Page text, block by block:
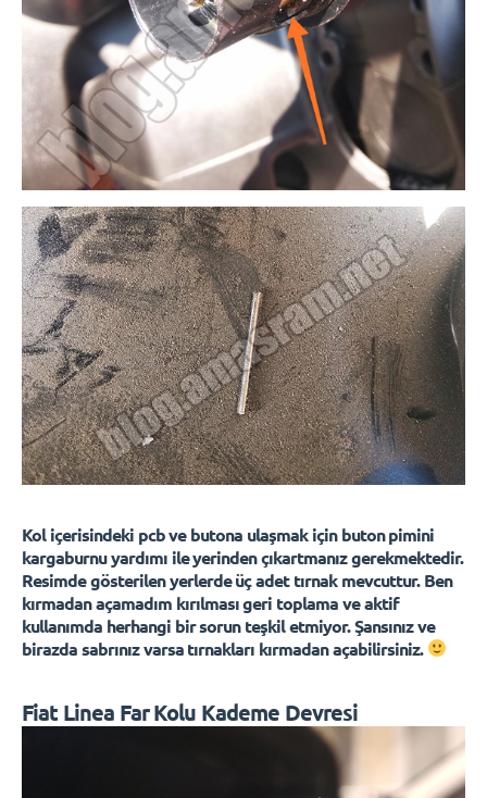
Kol içerisindeki pcb ve butona ulaşmak için buton pimini
kargaburnu yardımı ile yerinden çıkartmanız gerekmektedir.
Resimde gösterilen yerlerde üç adet tırnak mevcuttur. Ben
kırmadan açamadım kırılması geri toplama ve aktif
kullanımda herhangi bir sorun teşkil etmiyor. Şansınız ve
birazda sabrınız varsa tırnakları kırmadan açabilirsiniz.
Fiat Linea Far Kolu Kademe Devresi